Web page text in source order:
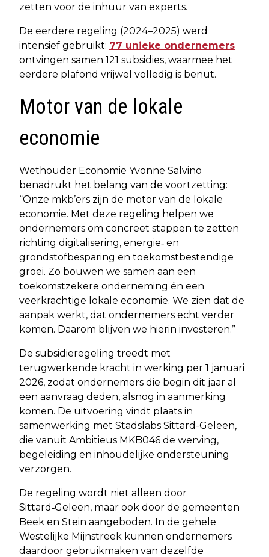
zetten voor de inhuur van experts.
De eerdere regeling (2024–2025) werd
intensief gebruikt: 77 unieke ondernemers
ontvingen samen 121 subsidies, waarmee het
eerdere plafond vrijwel volledig is benut.
Motor van de lokale
economie
Wethouder Economie Yvonne Salvino
benadrukt het belang van de voortzetting:
“Onze mkb’ers zijn de motor van de lokale
economie. Met deze regeling helpen we
ondernemers om concreet stappen te zetten
richting digitalisering, energie‑ en
grondstofbesparing en toekomstbestendige
groei. Zo bouwen we samen aan een
toekomstzekere onderneming én een
veerkrachtige lokale economie. We zien dat de
aanpak werkt, dat ondernemers echt verder
komen. Daarom blijven we hierin investeren.”
De subsidieregeling treedt met
terugwerkende kracht in werking per 1 januari
2026, zodat ondernemers die begin dit jaar al
een aanvraag deden, alsnog in aanmerking
komen. De uitvoering vindt plaats in
samenwerking met Stadslabs Sittard-Geleen,
die vanuit Ambitieus MKB046 de werving,
begeleiding en inhoudelijke ondersteuning
verzorgen.
De regeling wordt niet alleen door
Sittard‑Geleen, maar ook door de gemeenten
Beek en Stein aangeboden. In de gehele
Westelijke Mijnstreek kunnen ondernemers
daardoor gebruikmaken van dezelfde